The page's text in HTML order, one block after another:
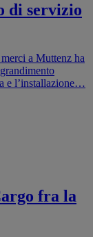
di servizio
a Muttenz ha
e l’installazione…
fra la